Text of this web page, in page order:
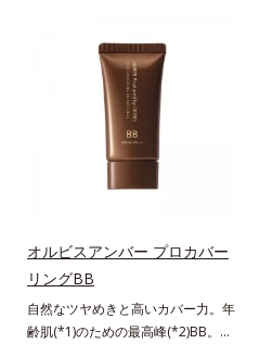
オルビスアンバー プロカバー
リングBB
自然なツヤめきと高いカバー力。年
齢肌(*1)のための最高峰(*2)BB。年